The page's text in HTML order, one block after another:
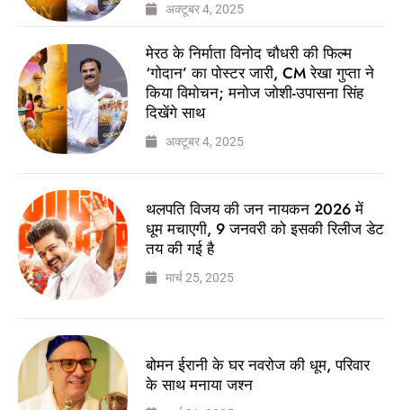
अक्टूबर 4, 2025
मेरठ के निर्माता विनोद चौधरी की फिल्म
‘गोदान’ का पोस्टर जारी, CM रेखा गुप्ता ने
किया विमोचन; मनोज जोशी-उपासना सिंह
दिखेंगे साथ
अक्टूबर 4, 2025
थलपति विजय की जन नायकन 2026 में
धूम मचाएगी, 9 जनवरी को इसकी रिलीज डेट
तय की गई है
मार्च 25, 2025
बोमन ईरानी के घर नवरोज की धूम, परिवार
के साथ मनाया जश्न